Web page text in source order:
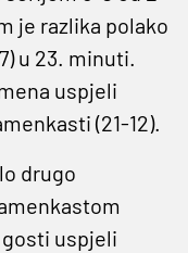
je razlika polako
u 23. minuti.
uspjeli
(21-12).
drugo
uspjeli